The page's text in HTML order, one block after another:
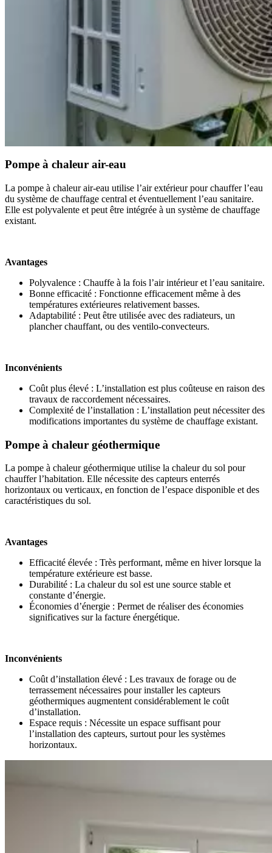
Pompe à chaleur air-eau
La pompe à chaleur air-eau utilise l’air extérieur pour chauffer l’eau
du système de chauffage central et éventuellement l’eau sanitaire.
Elle est polyvalente et peut être intégrée à un système de chauffage
existant.
Avantages
Polyvalence : Chauffe à la fois l’air intérieur et l’eau sanitaire.
Bonne efficacité : Fonctionne efficacement même à des
températures extérieures relativement basses.
Adaptabilité : Peut être utilisée avec des radiateurs, un
plancher chauffant, ou des ventilo-convecteurs.
Inconvénients
Coût plus élevé : L’installation est plus coûteuse en raison des
travaux de raccordement nécessaires.
Complexité de l’installation : L’installation peut nécessiter des
modifications importantes du système de chauffage existant.
Pompe à chaleur géothermique
La pompe à chaleur géothermique utilise la chaleur du sol pour
chauffer l’habitation. Elle nécessite des capteurs enterrés
horizontaux ou verticaux, en fonction de l’espace disponible et des
caractéristiques du sol.
Avantages
Efficacité élevée : Très performant, même en hiver lorsque la
température extérieure est basse.
Durabilité : La chaleur du sol est une source stable et
constante d’énergie.
Économies d’énergie : Permet de réaliser des économies
significatives sur la facture énergétique.
Inconvénients
Coût d’installation élevé : Les travaux de forage ou de
terrassement nécessaires pour installer les capteurs
géothermiques augmentent considérablement le coût
d’installation.
Espace requis : Nécessite un espace suffisant pour
l’installation des capteurs, surtout pour les systèmes
horizontaux.